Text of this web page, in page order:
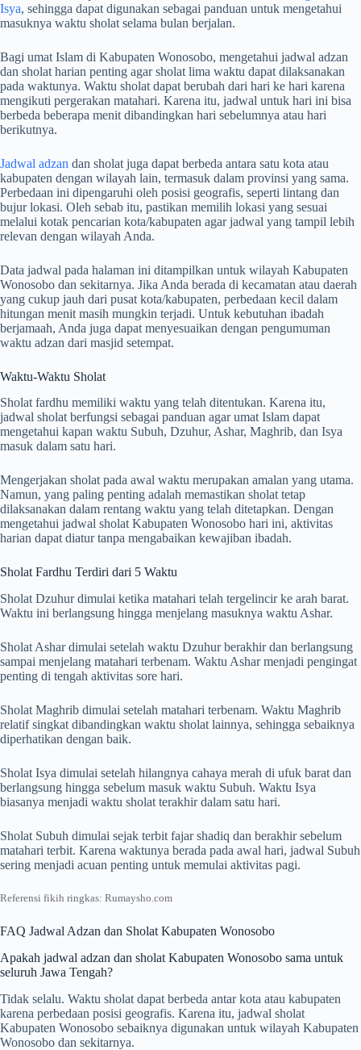
Isya, sehingga dapat digunakan sebagai panduan untuk mengetahui
masuknya waktu sholat selama bulan berjalan.
Bagi umat Islam di Kabupaten Wonosobo, mengetahui jadwal adzan
dan sholat harian penting agar sholat lima waktu dapat dilaksanakan
pada waktunya. Waktu sholat dapat berubah dari hari ke hari karena
mengikuti pergerakan matahari. Karena itu, jadwal untuk hari ini bisa
berbeda beberapa menit dibandingkan hari sebelumnya atau hari
berikutnya.
Jadwal adzan dan sholat juga dapat berbeda antara satu kota atau
kabupaten dengan wilayah lain, termasuk dalam provinsi yang sama.
Perbedaan ini dipengaruhi oleh posisi geografis, seperti lintang dan
bujur lokasi. Oleh sebab itu, pastikan memilih lokasi yang sesuai
melalui kotak pencarian kota/kabupaten agar jadwal yang tampil lebih
relevan dengan wilayah Anda.
Data jadwal pada halaman ini ditampilkan untuk wilayah Kabupaten
Wonosobo dan sekitarnya. Jika Anda berada di kecamatan atau daerah
yang cukup jauh dari pusat kota/kabupaten, perbedaan kecil dalam
hitungan menit masih mungkin terjadi. Untuk kebutuhan ibadah
berjamaah, Anda juga dapat menyesuaikan dengan pengumuman
waktu adzan dari masjid setempat.
Waktu-Waktu Sholat
Sholat fardhu memiliki waktu yang telah ditentukan. Karena itu,
jadwal sholat berfungsi sebagai panduan agar umat Islam dapat
mengetahui kapan waktu Subuh, Dzuhur, Ashar, Maghrib, dan Isya
masuk dalam satu hari.
Mengerjakan sholat pada awal waktu merupakan amalan yang utama.
Namun, yang paling penting adalah memastikan sholat tetap
dilaksanakan dalam rentang waktu yang telah ditetapkan. Dengan
mengetahui jadwal sholat Kabupaten Wonosobo hari ini, aktivitas
harian dapat diatur tanpa mengabaikan kewajiban ibadah.
Sholat Fardhu Terdiri dari 5 Waktu
Sholat Dzuhur dimulai ketika matahari telah tergelincir ke arah barat.
Waktu ini berlangsung hingga menjelang masuknya waktu Ashar.
Sholat Ashar dimulai setelah waktu Dzuhur berakhir dan berlangsung
sampai menjelang matahari terbenam. Waktu Ashar menjadi pengingat
penting di tengah aktivitas sore hari.
Sholat Maghrib dimulai setelah matahari terbenam. Waktu Maghrib
relatif singkat dibandingkan waktu sholat lainnya, sehingga sebaiknya
diperhatikan dengan baik.
Sholat Isya dimulai setelah hilangnya cahaya merah di ufuk barat dan
berlangsung hingga sebelum masuk waktu Subuh. Waktu Isya
biasanya menjadi waktu sholat terakhir dalam satu hari.
Sholat Subuh dimulai sejak terbit fajar shadiq dan berakhir sebelum
matahari terbit. Karena waktunya berada pada awal hari, jadwal Subuh
sering menjadi acuan penting untuk memulai aktivitas pagi.
Referensi fikih ringkas: Rumaysho.com
FAQ Jadwal Adzan dan Sholat Kabupaten Wonosobo
Apakah jadwal adzan dan sholat Kabupaten Wonosobo sama untuk
seluruh Jawa Tengah?
Tidak selalu. Waktu sholat dapat berbeda antar kota atau kabupaten
karena perbedaan posisi geografis. Karena itu, jadwal sholat
Kabupaten Wonosobo sebaiknya digunakan untuk wilayah Kabupaten
Wonosobo dan sekitarnya.